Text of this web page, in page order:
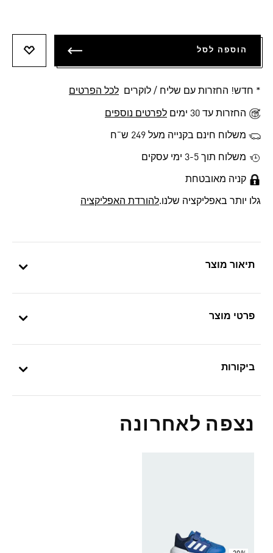
תיאור מוצר
פרטי מוצר
ביקורות
נצפה לאחרונה
הוספה לסל
* חדש! החזרות עם שליח / לוקרים לכל הפרטים
החזרות עד 30 ימים לפרטים נוספים
משלוח חינם בקנייה מעל 249 ש"ח
משלוח תוך 3-5 ימי עסקים
קניה מאובטחת
גלו יותר באפליקציה שלנו.להורדת האפליקציה